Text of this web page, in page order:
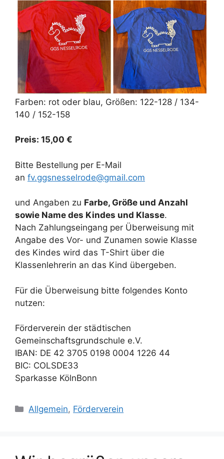
Farben: rot oder blau, Größen: 122-128 / 134-
140 / 152-158
Preis: 15,00 €
Bitte Bestellung per E-Mail
an fv.ggsnesselrode@gmail.com
und Angaben zu Farbe, Größe und Anzahl
sowie Name des Kindes und Klasse.
Nach Zahlungseingang per Überweisung mit
Angabe des Vor- und Zunamen sowie Klasse
des Kindes wird das T-Shirt über die
Klassenlehrerin an das Kind übergeben.
Für die Überweisung bitte folgendes Konto
nutzen:
Förderverein der städtischen
Gemeinschaftsgrundschule e.V.
IBAN: DE 42 3705 0198 0004 1226 44
BIC: COLSDE33
Sparkasse KölnBonn
Kategorien
Allgemein, Förderverein